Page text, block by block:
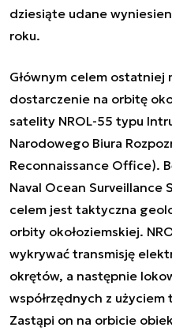
dziesiąte udane
roku.
Głównym celem ostatniej
dostarczenie na orbitę
satelity NROL-55 typu
Narodowego Biura
Reconnaissance Office).
Naval Ocean Surveillance
celem jest taktyczna
orbity okołoziemskiej.
wykrywać transmisję
okrętów, a następnie
współrzędnych z
Zastąpi on na orbicie